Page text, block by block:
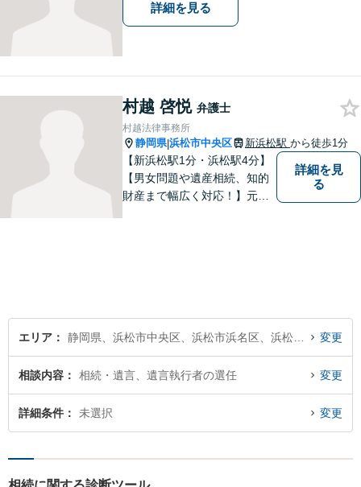
詳細を見る
村越 啓悦 弁護士
村越法律事務所
静岡県|浜松市中央区 新浜松駅 から徒歩1分
【新浜松駅1分・浜松駅4分】
【男女問題や遺産相続、知的
財産まで幅広く対応！】元裁
詳細を見
る
エリア 変更
相談内容 相続・遺言、遺言執行者の選任 変更
詳細条件 未選択 変更